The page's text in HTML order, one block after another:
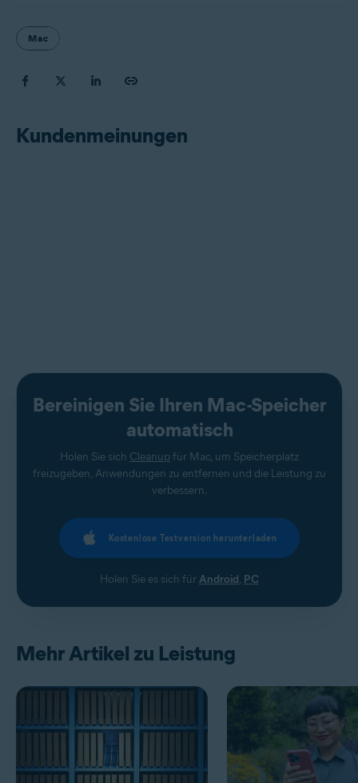
Mac
Kundenmeinungen
Bereinigen Sie Ihren Mac-Speicher
automatisch
Holen Sie sich Cleanupfür Mac, um Speicherplatz
freizugeben, Anwendungen zu entfernen und die Leistung zu
verbessern.
Kostenlose Testversion herunterladen
Holen Sie es sich für Android, PC
Mehr Artikel zu Leistung